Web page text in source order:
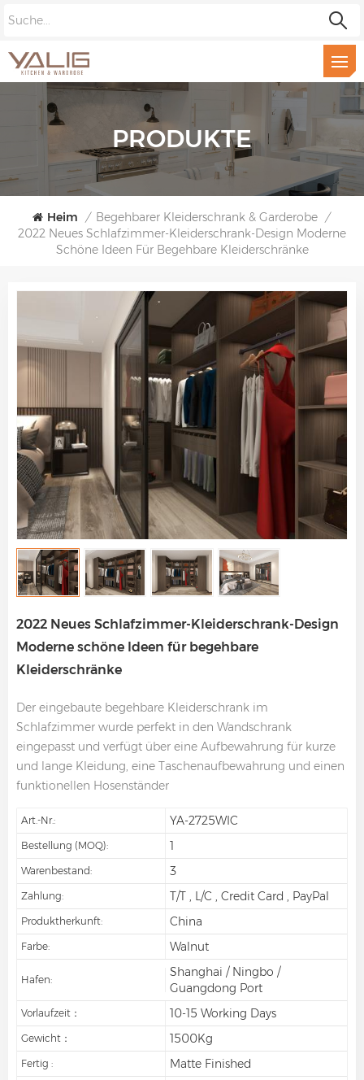
PRODUKTE
Heim / Begehbarer Kleiderschrank & Garderobe /
2022 Neues Schlafzimmer-Kleiderschrank-Design Moderne
Schöne Ideen Für Begehbare Kleiderschränke
2022 Neues Schlafzimmer-Kleiderschrank-Design
Moderne schöne Ideen für begehbare
Kleiderschränke
Der eingebaute begehbare Kleiderschrank im
Schlafzimmer wurde perfekt in den Wandschrank
eingepasst und verfügt über eine Aufbewahrung für kurze
und lange Kleidung, eine Taschenaufbewahrung und einen
funktionellen Hosenständer
Art.-Nr.: YA-2725WIC
Bestellung (MOQ): 1
Warenbestand: 3
Zahlung: T/T , L/C , Credit Card , PayPal
Produktherkunft: China
Farbe: Walnut
Hafen:
Shanghai / Ningbo /
Guangdong Port
Vorlaufzeit： 10-15 Working Days
Gewicht： 1500Kg
Fertig : Matte Finished